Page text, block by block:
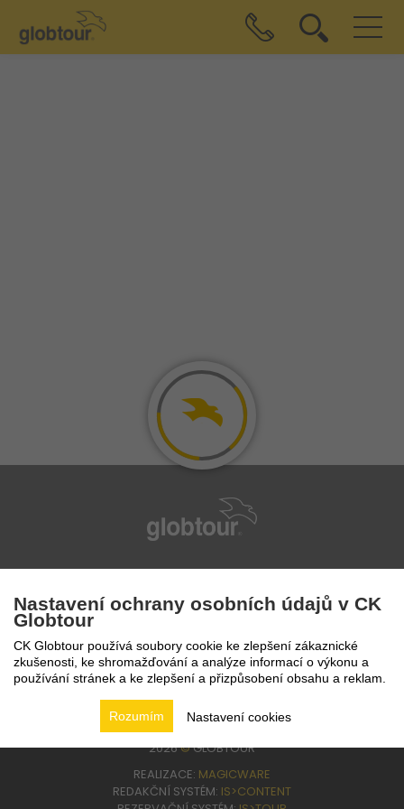
224 94 82 41
2026©GLOBTOUR
REALIZACE: MAGICWARE
REDAKČNÍ SYSTÉM: IS>CONTENT
Nastavení ochrany osobních údajů v CK
Globtour
CK Globtour používá soubory cookie ke zlepšení zákaznické
zkušenosti, ke shromažďování a analýze informací o výkonu a
používání stránek a ke zlepšení a přizpůsobení obsahu a reklam.
Nastavení cookies
Rozumím